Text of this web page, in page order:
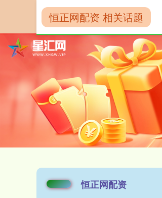
恒正网配资
恒正网配资 相关话题